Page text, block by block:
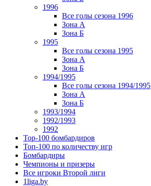
1996
Все голы сезона 1996
Зона А
Зона Б
1995
Все голы сезона 1995
Зона А
Зона Б
1994/1995
Все голы сезона 1994/1995
Зона А
Зона Б
1993/1994
1992/1993
1992
Top-100 бомбардиров
Топ-100 по количеству игр
Бомбардиры
Чемпионы и призеры
Все игроки Второй лиги
1liga.by